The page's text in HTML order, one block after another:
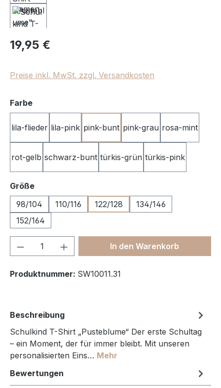
Regulärer Preis:
19,95 €
Preise inkl. MwSt. zzgl. Versandkosten
Farbeauswählen
lila-flieder lila-pink pink-bunt pink-grau rosa-mint
rot-gelb schwarz-bunt türkis-grün türkis-pink
Größeauswählen
98/104
110/116 122/128
134/146
152/164
Produkt Anzahl: Gib denIn den Warenkorb
Produktnummer: SW10011.31
Beschreibung
Schulkind T-Shirt „Pusteblume“ Der erste Schultag
– ein Moment, der für immer bleibt. Mit unseren
personalisierten Eins… Mehr
Bewertungen